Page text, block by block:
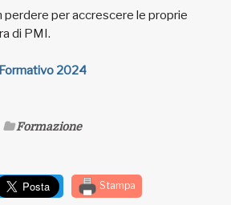
perdere per accrescere le proprie
di PMI.
2024
Formazione
Stampa